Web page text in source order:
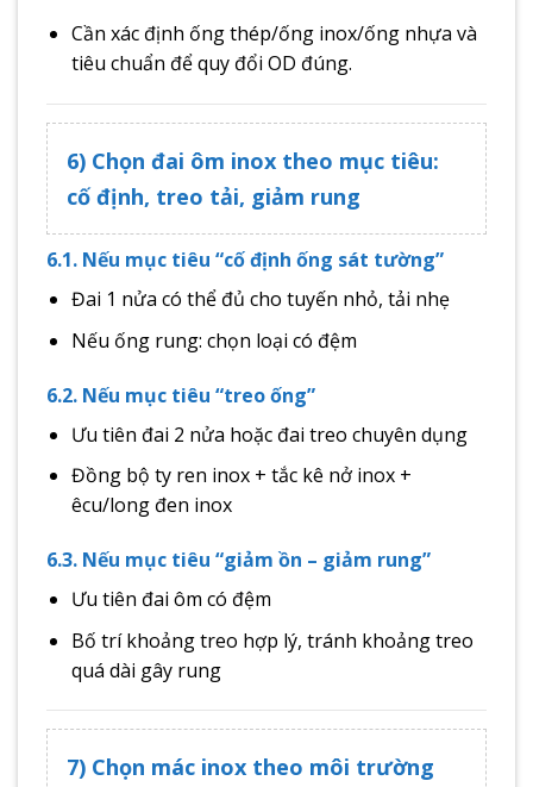
Cần xác định ống thép/ống inox/ống nhựa và
tiêu chuẩn để quy đổi OD đúng.
6) Chọn đai ôm inox theo mục tiêu:
cố định, treo tải, giảm rung
6.1. Nếu mục tiêu “cố định ống sát tường”
Đai 1 nửa có thể đủ cho tuyến nhỏ, tải nhẹ
Nếu ống rung: chọn loại có đệm
6.2. Nếu mục tiêu “treo ống”
Ưu tiên đai 2 nửa hoặc đai treo chuyên dụng
Đồng bộ ty ren inox + tắc kê nở inox +
êcu/long đen inox
6.3. Nếu mục tiêu “giảm ồn – giảm rung”
Ưu tiên đai ôm có đệm
Bố trí khoảng treo hợp lý, tránh khoảng treo
quá dài gây rung
7) Chọn mác inox theo môi trường